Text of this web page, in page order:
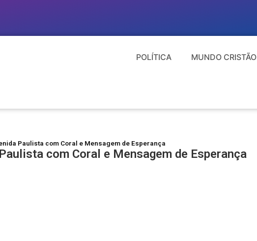
POLÍTICA MUNDO CRISTÃO
Paulista com Coral e Mensagem de Esperança
com Coral e Mensagem de Esperança